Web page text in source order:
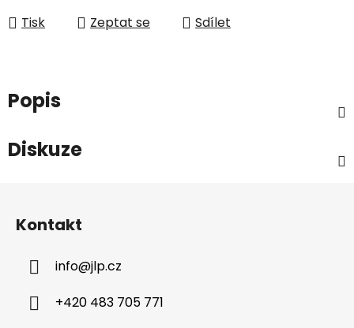
Tisk Zeptat se Sdílet
Popis
Diskuze
Kontakt
info@jlp.cz
+420 483 705 771